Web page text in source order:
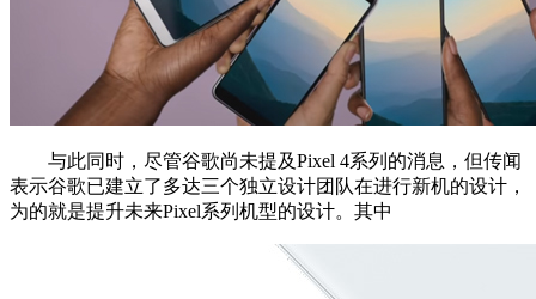
与此同时，尽管谷歌尚未提及Pixel 4系列的消息，但传闻
表示谷歌已建立了多达三个独立设计团队在进行新机的设计，
为的就是提升未来Pixel系列机型的设计。其中